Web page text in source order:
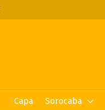
Capa Sorocaba